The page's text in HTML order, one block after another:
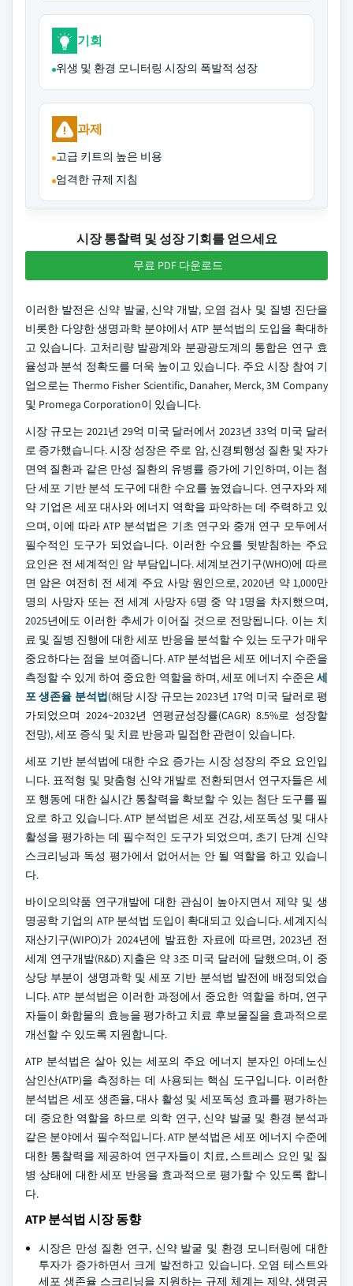
기회
위생 및 환경 모니터링 시장의 폭발적 성장
과제
고급 키트의 높은 비용
엄격한 규제 지침
시장 통찰력 및 성장 기회를 얻으세요
무료 PDF 다운로드
이러한 발전은 신약 발굴, 신약 개발, 오염 검사 및 질병 진단을
비롯한 다양한 생명과학 분야에서 ATP 분석법의 도입을 확대하
고 있습니다. 고처리량 발광계와 분광광도계의 통합은 연구 효
율성과 분석 정확도를 더욱 높이고 있습니다. 주요 시장 참여 기
업으로는 Thermo Fisher Scientific, Danaher, Merck, 3M Company
및 Promega Corporation이 있습니다.
시장 규모는 2021년 29억 미국 달러에서 2023년 33억 미국 달러
로 증가했습니다. 시장 성장은 주로 암, 신경퇴행성 질환 및 자가
면역 질환과 같은 만성 질환의 유병률 증가에 기인하며, 이는 첨
단 세포 기반 분석 도구에 대한 수요를 높였습니다. 연구자와 제
약 기업은 세포 대사와 에너지 역학을 파악하는 데 주력하고 있
으며, 이에 따라 ATP 분석법은 기초 연구와 중개 연구 모두에서
필수적인 도구가 되었습니다. 이러한 수요를 뒷받침하는 주요
요인은 전 세계적인 암 부담입니다. 세계보건기구(WHO)에 따르
면 암은 여전히 전 세계 주요 사망 원인으로, 2020년 약 1,000만
명의 사망자 또는 전 세계 사망자 6명 중 약 1명을 차지했으며,
2025년에도 이러한 추세가 이어질 것으로 전망됩니다. 이는 치
료 및 질병 진행에 대한 세포 반응을 분석할 수 있는 도구가 매우
중요하다는 점을 보여줍니다. ATP 분석법은 세포 에너지 수준을
측정할 수 있게 하여 중요한 역할을 하며, 세포 에너지 수준은 세
포 생존율 분석법(해당 시장 규모는 2023년 17억 미국 달러로 평
가되었으며 2024~2032년 연평균성장률(CAGR) 8.5%로 성장할
전망), 세포 증식 및 치료 반응과 밀접한 관련이 있습니다.
세포 기반 분석법에 대한 수요 증가는 시장 성장의 주요 요인입
니다. 표적형 및 맞춤형 신약 개발로 전환되면서 연구자들은 세
포 행동에 대한 실시간 통찰력을 확보할 수 있는 첨단 도구를 필
요로 하고 있습니다. ATP 분석법은 세포 건강, 세포독성 및 대사
활성을 평가하는 데 필수적인 도구가 되었으며, 초기 단계 신약
스크리닝과 독성 평가에서 없어서는 안 될 역할을 하고 있습니
다.
바이오의약품 연구개발에 대한 관심이 높아지면서 제약 및 생
명공학 기업의 ATP 분석법 도입이 확대되고 있습니다. 세계지식
재산기구(WIPO)가 2024년에 발표한 자료에 따르면, 2023년 전
세계 연구개발(R&D) 지출은 약 3조 미국 달러에 달했으며, 이 중
상당 부분이 생명과학 및 세포 기반 분석법 발전에 배정되었습
니다. ATP 분석법은 이러한 과정에서 중요한 역할을 하며, 연구
자들이 화합물의 효능을 평가하고 치료 후보물질을 효과적으로
개선할 수 있도록 지원합니다.
ATP 분석법은 살아 있는 세포의 주요 에너지 분자인 아데노신
삼인산(ATP)을 측정하는 데 사용되는 핵심 도구입니다. 이러한
분석법은 세포 생존율, 대사 활성 및 세포독성 효과를 평가하는
데 중요한 역할을 하므로 의학 연구, 신약 발굴 및 환경 분석과
같은 분야에서 필수적입니다. ATP 분석법은 세포 에너지 수준에
대한 통찰력을 제공하여 연구자들이 치료, 스트레스 요인 및 질
병 상태에 대한 세포 반응을 효과적으로 평가할 수 있도록 합니
다.
ATP 분석법 시장 동향
시장은 만성 질환 연구, 신약 발굴 및 환경 모니터링에 대한
투자가 증가하면서 크게 발전하고 있습니다. 오염 테스트와
세포 생존율 스크리닝을 지원하는 규제 체계는 제약, 생명공